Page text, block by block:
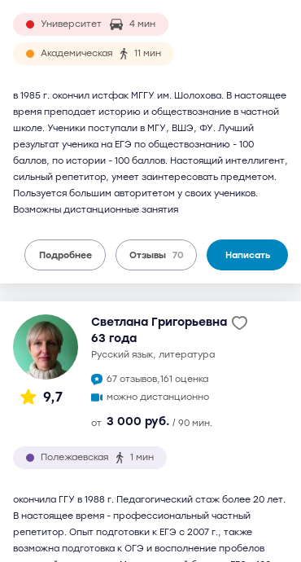
Университет 4 мин
Академическая 11 мин
в 1985 г. окончил истфак МГГУ им. Шолохова. В настоящее
время преподает историю и обществознание в частной
школе. Ученики поступали в МГУ, ВШЭ, ФУ. Лучший
результат ученика на ЕГЭ по обществознанию - 100
баллов, по истории - 100 баллов. Настоящий интеллигент,
сильный репетитор, умеет заинтересовать предметом.
Пользуется большим авторитетом у своих учеников.
Возможны дистанционные занятия
Подробнее Отзывы 70 Написать
9,7
Светлана Григорьевна
63 года
русский язык, литература
67 отзывов,161 оценка
можно дистанционно
от 3 000 руб. / 90 мин.
Полежаевская 1 мин
окончила ГГУ в 1988 г. Педагогический стаж более 20 лет.
В настоящее время - профессиональный частный
репетитор. Опыт подготовки к ЕГЭ с 2007 г., также
возможна подготовка к ОГЭ и восполнение пробелов